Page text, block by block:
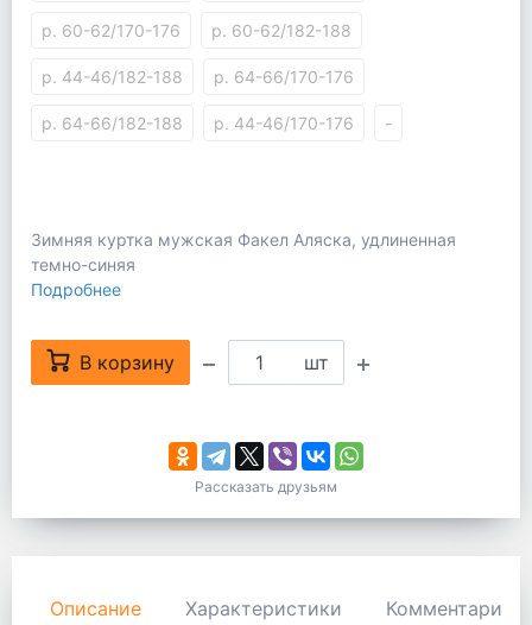
р. 60-62/170-176 р. 60-62/182-188
р. 44-46/182-188 р. 64-66/170-176
р. 64-66/182-188 р. 44-46/170-176 -
Зимняя куртка мужская Факел Аляска, удлиненная
темно-синяя
Подробнее
В корзину шт
Рассказать друзьям
Описание Характеристики Комментарии